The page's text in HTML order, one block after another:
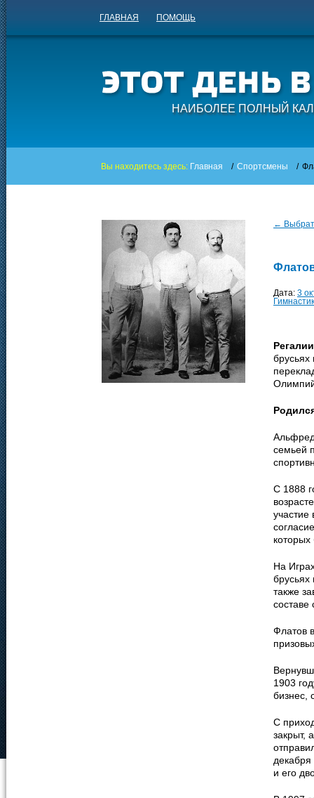
ГЛАВНАЯ ПОМОЩЬ
НАИБОЛЕЕ ПОЛНЫЙ
Вы находитесь здесь: Главная / Спортсмены /
←
Дата: 3
семьей
С 1888
На
также
Флатов
1903
бизнес,
С
закрыт,
декабря
и его